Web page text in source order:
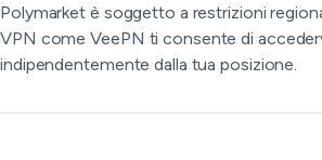
Polymarket è soggetto a restrizioni
VPN come VeePN ti consente di
indipendentemente dalla tua posizione.